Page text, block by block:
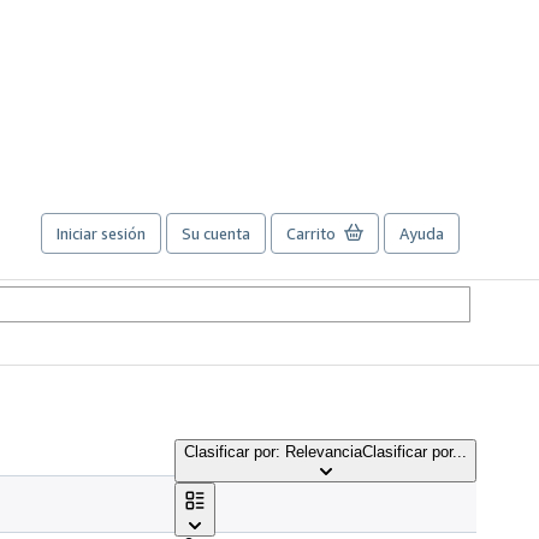
Iniciar sesión Su cuenta Carrito Ayuda
Clasificar por: RelevanciaClasificar por...